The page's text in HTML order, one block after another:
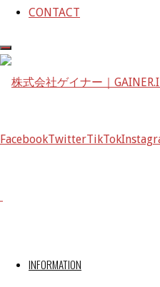
CONTACT
FacebookTwitterTikTok
INFORMATION
GT-R
天候：晴 コース：ドラ